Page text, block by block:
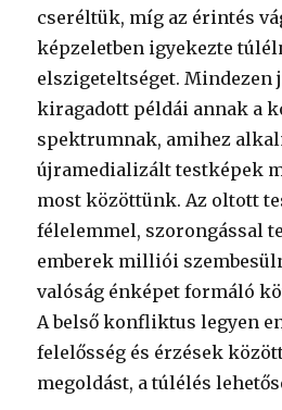
cseréltük, míg az érintés
képzeletben igyekezte
elszigeteltséget. Mindezen
kiragadott példái annak a
spektrumnak, amihez
újramedializált testképek
most közöttünk. Az oltott
félelemmel, szorongással
emberek milliói
valóság énképet formáló
A belső konfliktus legyen
felelősség és érzések
megoldást, a túlélés